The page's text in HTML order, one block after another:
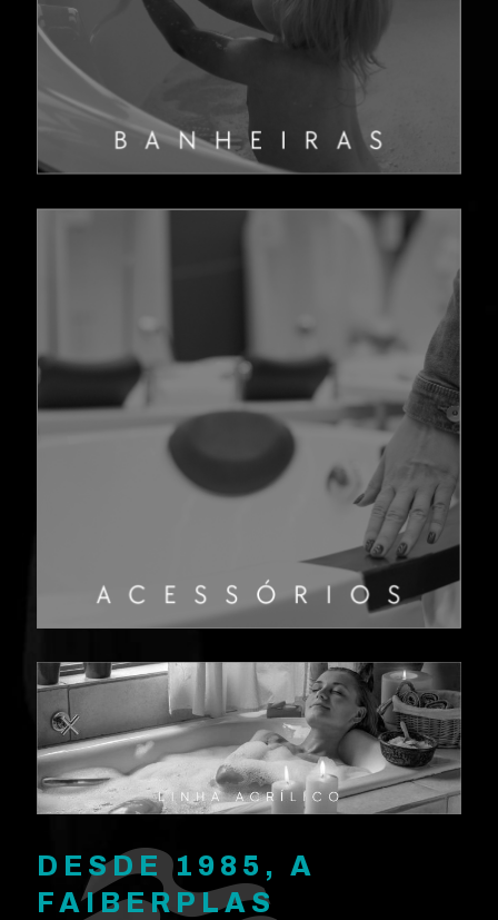
DESDE 1985, A
FAIBERPLAS